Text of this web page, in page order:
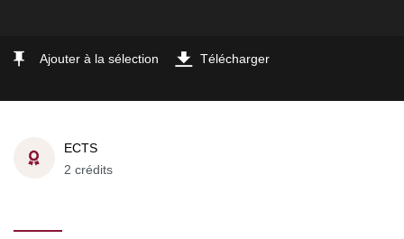
Ajouter à la sélection Télécharger
ECTS
2 crédits